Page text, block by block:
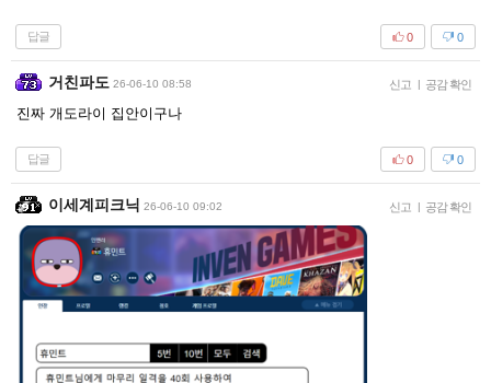
답글 0
0
거친파도 26-06-10 08:58 신고 | 공감 확인
진짜 개도라이 집안이구나
답글 0
0
이세계피크닉 26-06-10 09:02 신고 | 공감 확인